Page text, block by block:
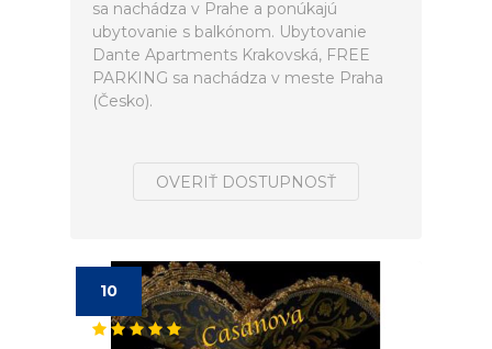
sa nachádza v Prahe a ponúkajú
ubytovanie s balkónom. Ubytovanie
Dante Apartments Krakovská, FREE
PARKING sa nachádza v meste Praha
(Česko).
OVERIŤ DOSTUPNOSŤ
10